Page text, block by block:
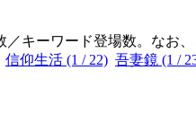
キーワード登場数。なお
信仰生活 (1 / 22) 吾妻鏡 (1 /